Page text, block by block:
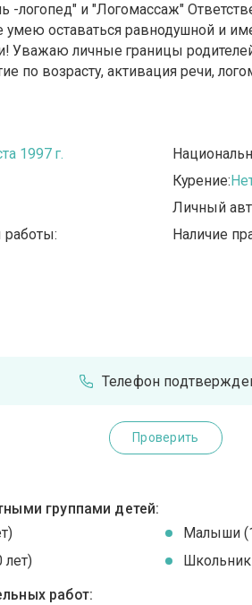
-логопед" и "Логомассаж"
умею оставаться равнодушной и
Уважаю личные границы
по возрасту, активация речи,
1997 г.
Курение:
Личный
Наличие
Телефон
Проверить
группами детей:
Малыши
работ: